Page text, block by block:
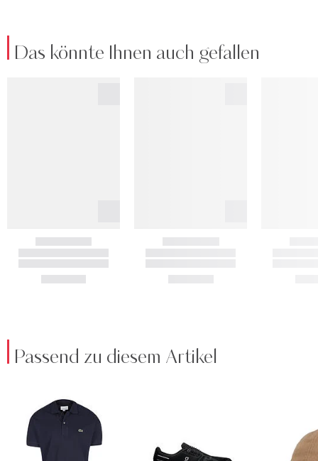
Das könnte Ihnen auch gefallen
Passend zu diesem Artikel